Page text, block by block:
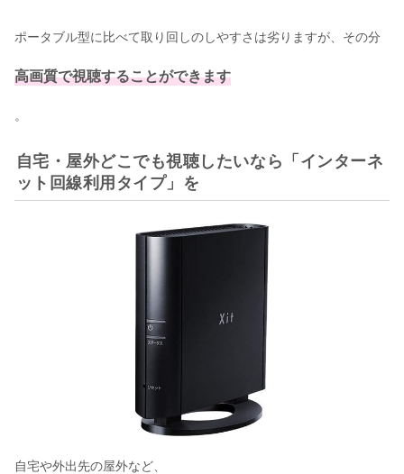
ポータブル型に比べて取り回しのしやすさは劣りますが、その分
高画質で視聴することができます
。
自宅・屋外どこでも視聴したいなら「インターネ
ット回線利用タイプ」を
自宅や外出先の屋外など、